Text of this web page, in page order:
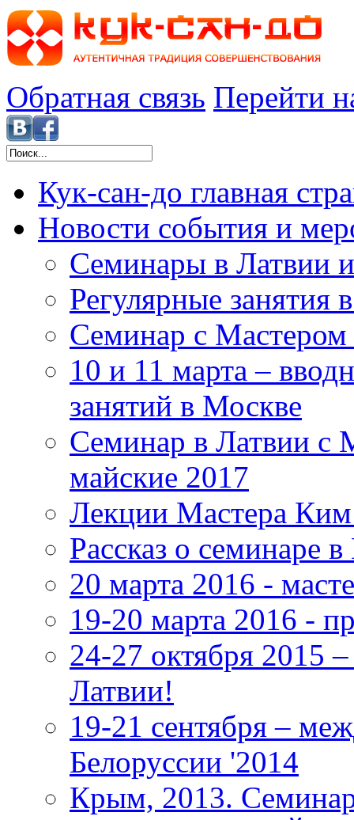
Обратная связь Перейти
Кук-сан-до главная
Новости события и
Семинары в Латвии
Регулярные занятия
Семинар с Мастером
10 и 11 марта –
занятий в Москве
Семинар в Латвии
майские 2017
Лекции Мастера
Рассказ о семинаре
20 марта 2016 -
19-20 марта 2016 -
24-27 октября 2015
Латвии!
19-21 сентября –
Белоруссии '2014
Крым, 2013.